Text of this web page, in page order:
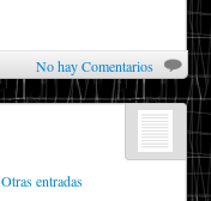
No hay Comentarios
Otras entradas